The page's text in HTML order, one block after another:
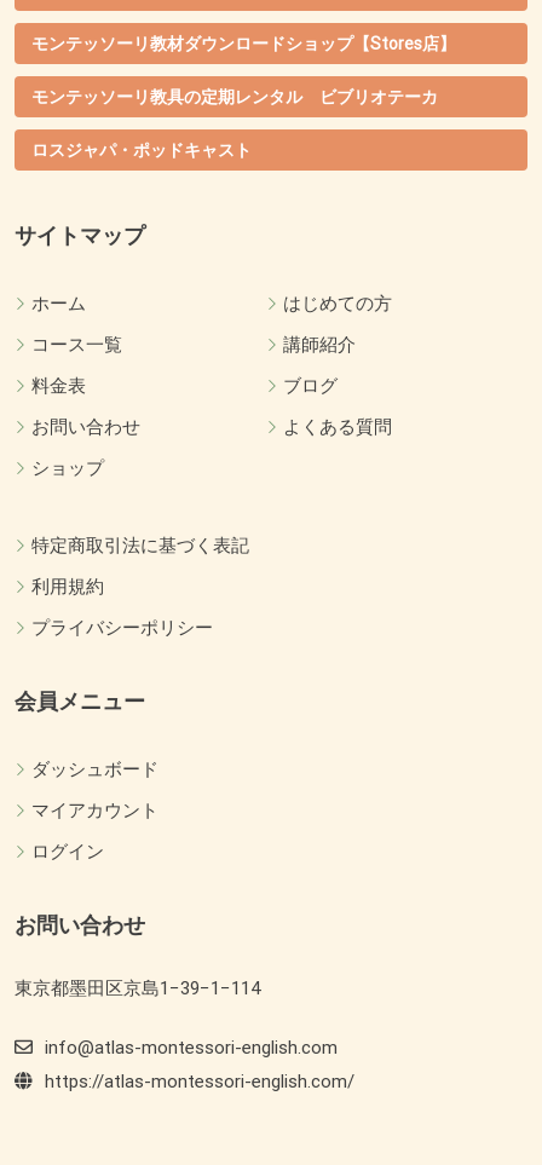
モンテッソーリ教材ダウンロードショップ【Stores店】
モンテッソーリ教具の定期レンタル ビブリオテーカ
ロスジャパ・ポッドキャスト
サイトマップ
ホーム
はじめての方
コース一覧
講師紹介
料金表
ブログ
お問い合わせ
よくある質問
ショップ
特定商取引法に基づく表記
利用規約
プライバシーポリシー
会員メニュー
ダッシュボード
マイアカウント
ログイン
お問い合わせ
東京都墨田区京島1−39−1−114
info@atlas-montessori-english.com
https://atlas-montessori-english.com/